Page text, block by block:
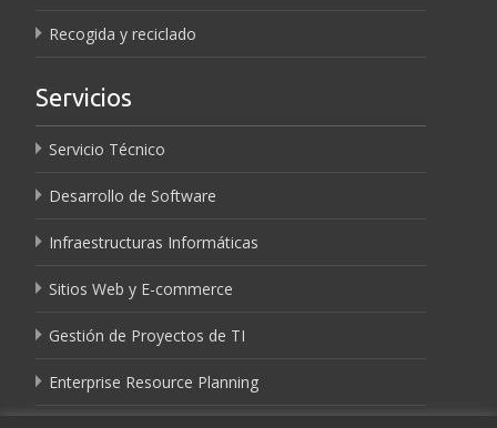
Recogida y reciclado
Servicios
Servicio Técnico
Desarrollo de Software
Infraestructuras Informáticas
Sitios Web y E-commerce
Gestión de Proyectos de TI
Enterprise Resource Planning